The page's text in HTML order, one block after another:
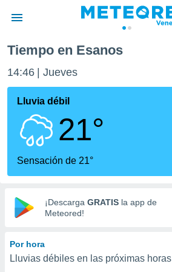
de
ha
para
que se
calidad.
a este
las
y
digital
basada
Tiempo en Esanos
14:46 Jueves
Lluvia débil
21°
Sensación de 21°
¡Descarga GRATIS la app de
Meteored!
Por hora
Lluvias débiles en las próximas horas